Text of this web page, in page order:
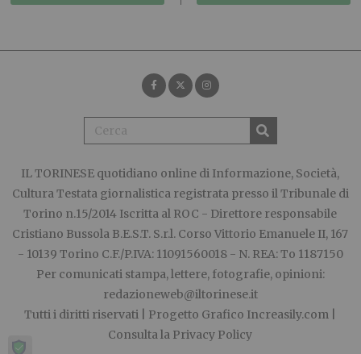
IL TORINESE quotidiano online di Informazione, Società,
Cultura Testata giornalistica registrata presso il Tribunale di
Torino n.15/2014 Iscritta al ROC - Direttore responsabile
Cristiano Bussola B.E.S.T. S.r.l. Corso Vittorio Emanuele II, 167
- 10139 Torino C.F./P.IVA: 11091560018 - N. REA: To 1187150
Per comunicati stampa, lettere, fotografie, opinioni:
redazioneweb@iltorinese.it
Tutti i diritti riservati | Progetto Grafico Increasily.com
Consulta la Privacy Policy